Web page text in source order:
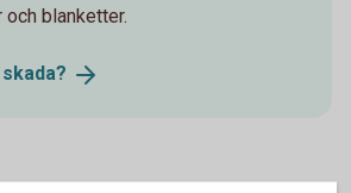
blanketter.
skada?